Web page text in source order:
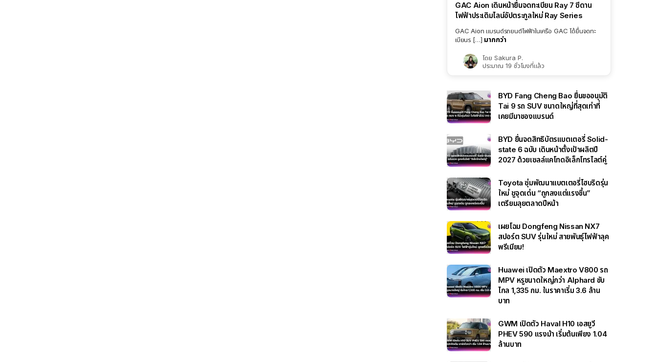
GAC Aion เดินหน้ายื่นจดทะเบียน Ray 7 ซีดาน
ไฟฟ้าประเดิมไลน์อัปตระกูลใหม่ Ray Series
GAC Aion แบรนด์รถยนต์ไฟฟ้าในเครือ GAC ได้ยื่นจดทะ
เบียนร […] มากกว่า
โดย Sakura P.
ประมาณ 19 ชั่วโมงที่แล้ว
BYD Fang Cheng Bao ยื่นขออนุมัติ
Tai 9 รถ SUV ขนาดใหญ่ที่สุดเท่าที่
เคยมีมาของแบรนด์
BYD ยื่นจดสิทธิบัตรแบตเตอรี่ Solid-
state 6 ฉบับ เดินหน้าตั้งเป้าผลิตปี
2027 ด้วยเซลล์แคโทดอิเล็กโทรไลต์คู่
Toyota ซุ่มพัฒนาแบตเตอรี่ไฮบริดรุ่น
ใหม่ ชูจุดเด่น “ถูกลงแต่แรงขึ้น”
เตรียมลุยตลาดปีหน้า
เผยโฉม Dongfeng Nissan NX7
สปอร์ต SUV รุ่นใหม่ สายพันธุ์ไฟฟ้าลุค
พรีเมียม!
Huawei เปิดตัว Maextro V800 รถ
MPV หรูขนาดใหญ่กว่า Alphard ขับ
ไกล 1,335 กม. ในราคาเริ่ม 3.6 ล้าน
บาท
GWM เปิดตัว Haval H10 เอสยูวี
PHEV 590 แรงม้า เริ่มต้นเพียง 1.04
ล้านบาท